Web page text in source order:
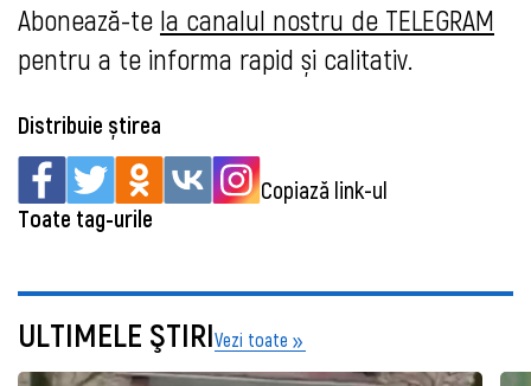
Abonează-te la canalul nostru de TELEGRAM
pentru a te informa rapid și calitativ.
Distribuie știrea
Copiază link-ul
Toate tag-urile
ULTIMELE ŞTIRIVezi toate